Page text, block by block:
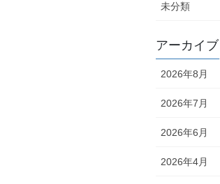
未分類
アーカイブ
2026年8月
2026年7月
2026年6月
2026年4月